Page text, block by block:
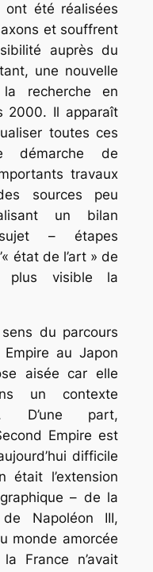
été réalisées
et souffrent
auprès du
une nouvelle
recherche en
2000. Il apparaît
toutes ces
démarche de
travaux
sources peu
un bilan
– étapes
état de l’art » de
plus visible la
du parcours
au Japon
aisée car elle
un contexte
D’une part,
Empire est
difficile
était l’extension
– de la
Napoléon III,
monde amorcée
France n’avait